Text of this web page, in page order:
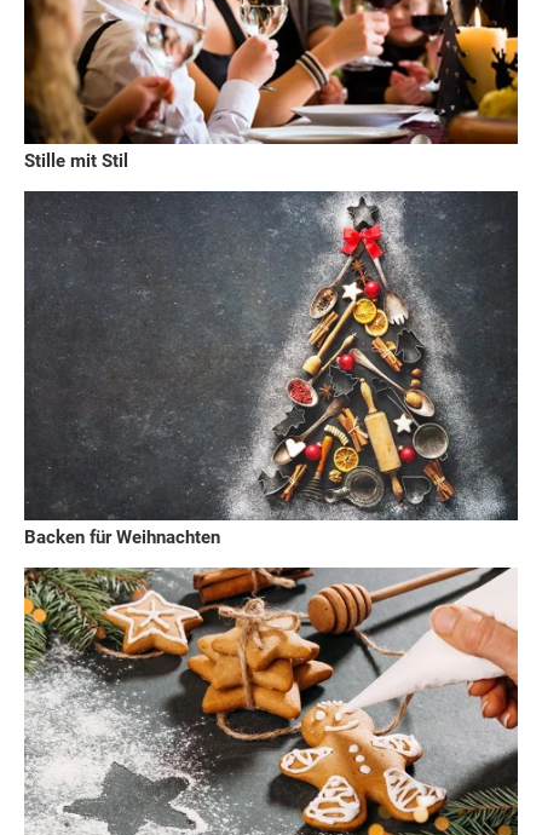
Stille mit Stil
Backen für Weihnachten